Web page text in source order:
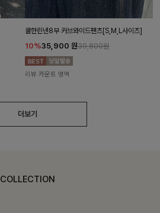
쿨한린넨8부 커브와이드팬츠[S,M,L사이즈]
10%35,900 원39,800원
리뷰 카운트 영역
더보기
COLLECTION